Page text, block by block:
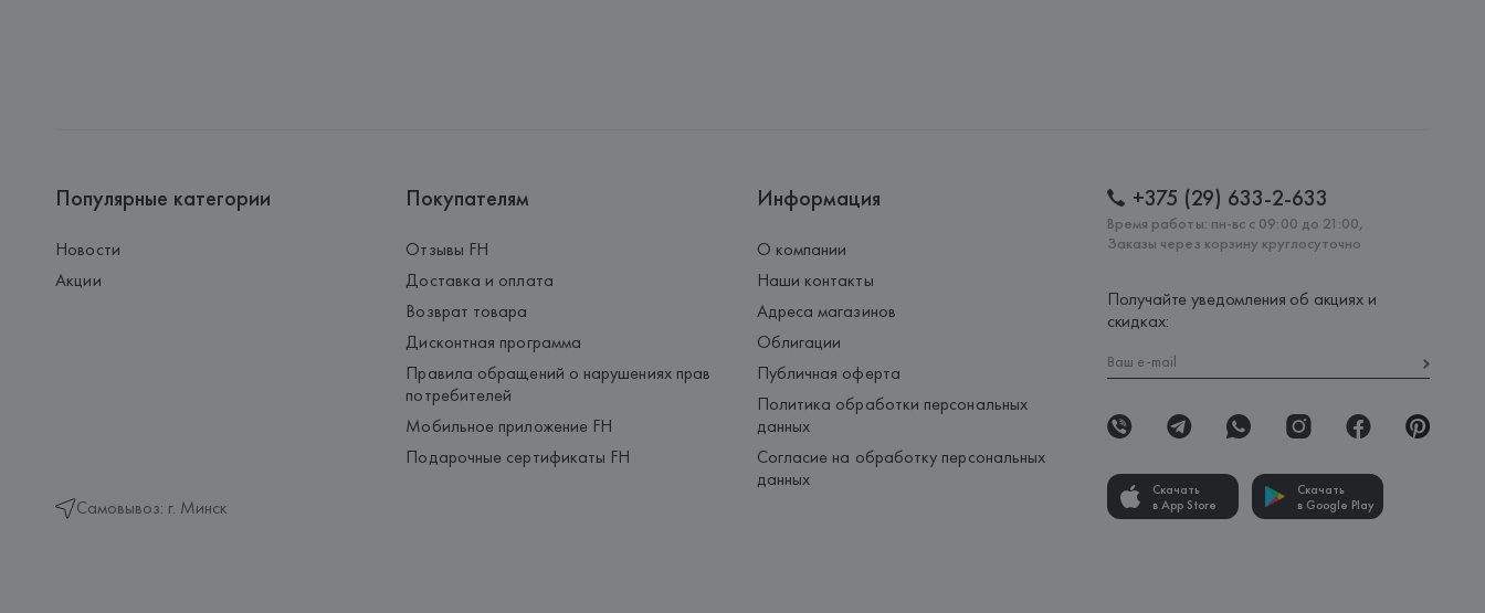
Популярные категории
Новости
Акции
Самовывоз: г. Минск
Покупателям
Отзывы FH
Доставка и оплата
Возврат товара
Дисконтная программа
Правила обращений о нарушениях прав
потребителей
Мобильное приложение FH
Подарочные сертификаты FH
Информация
О компании
Наши контакты
Адреса магазинов
Облигации
Публичная оферта
Политика обработки персональных
данных
Согласие на обработку персональных
данных
+375 (29) 633-2-633
Время работы: пн-вс с 09:00 до 21:00,
Заказы через корзину круглосуточно
Получайте уведомления об акциях и
скидках:
Скачать
в App Store
Скачать
в Google Play